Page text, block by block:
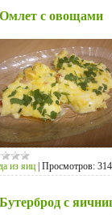
Омлет с овощами
из яиц | Просмотров: 314
Бутерброд с